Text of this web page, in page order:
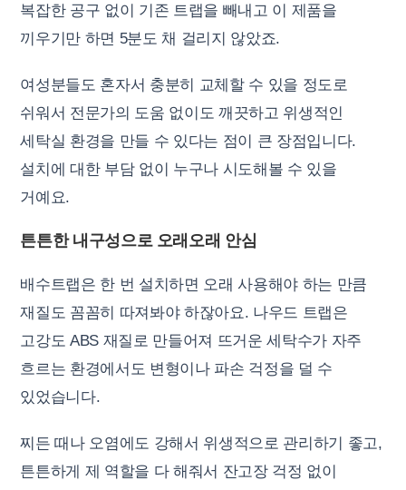
복잡한 공구 없이 기존 트랩을 빼내고 이 제품을
끼우기만 하면 5분도 채 걸리지 않았죠.
여성분들도 혼자서 충분히 교체할 수 있을 정도로
쉬워서 전문가의 도움 없이도 깨끗하고 위생적인
세탁실 환경을 만들 수 있다는 점이 큰 장점입니다.
설치에 대한 부담 없이 누구나 시도해볼 수 있을
거예요.
튼튼한 내구성으로 오래오래 안심
배수트랩은 한 번 설치하면 오래 사용해야 하는 만큼
재질도 꼼꼼히 따져봐야 하잖아요. 나우드 트랩은
고강도 ABS 재질로 만들어져 뜨거운 세탁수가 자주
흐르는 환경에서도 변형이나 파손 걱정을 덜 수
있었습니다.
찌든 때나 오염에도 강해서 위생적으로 관리하기 좋고,
튼튼하게 제 역할을 다 해줘서 잔고장 걱정 없이